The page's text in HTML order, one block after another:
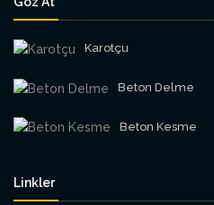
Karotçu
Beton Delme
Beton Kesme
Linkler